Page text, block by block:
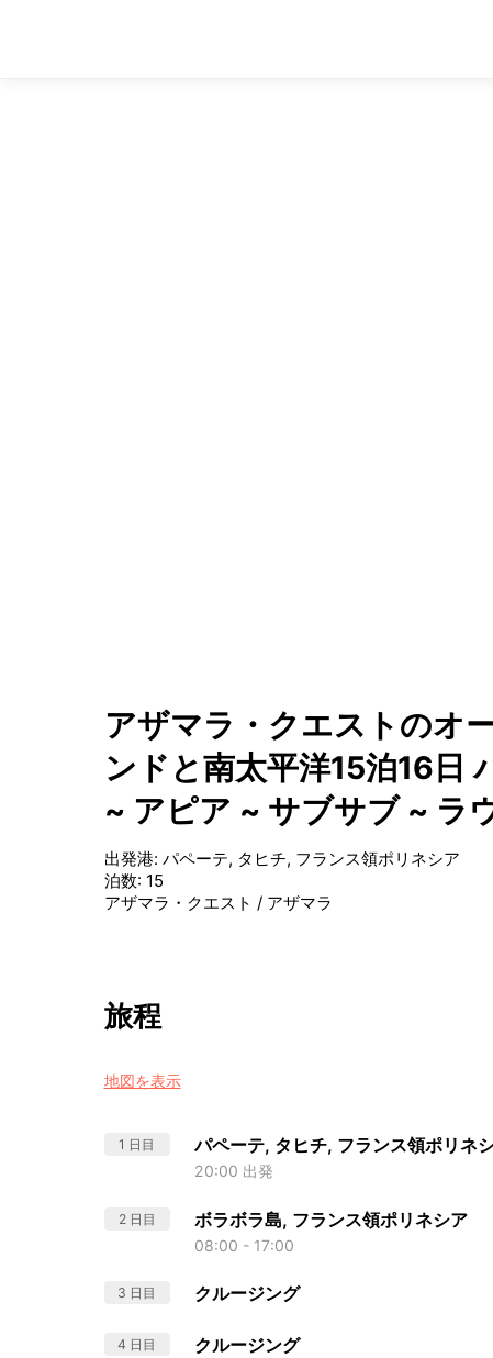
アザマラ・クエストのオ
ンドと南太平洋15泊16日
~ アピア ~ サブサブ ~ ラ
出発港: パペーテ, タヒチ, フランス領ポリネシア
泊数: 15
アザマラ・クエスト / アザマラ
旅程
地図を表示
1 日目 パペーテ, タヒチ, フランス領ポリネ
20:00 出発
2 日目 ボラボラ島, フランス領ポリネシア
08:00 - 17:00
3 日目 クルージング
4 日目 クルージング